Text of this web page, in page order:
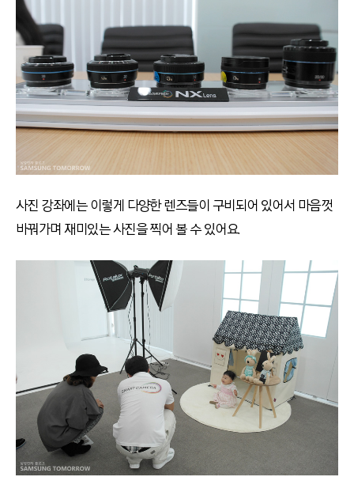
사진 강좌에는 이렇게 다양한 렌즈들이 구비되어 있어서 마음껏
바꿔가며 재미있는 사진을 찍어 볼 수 있어요.